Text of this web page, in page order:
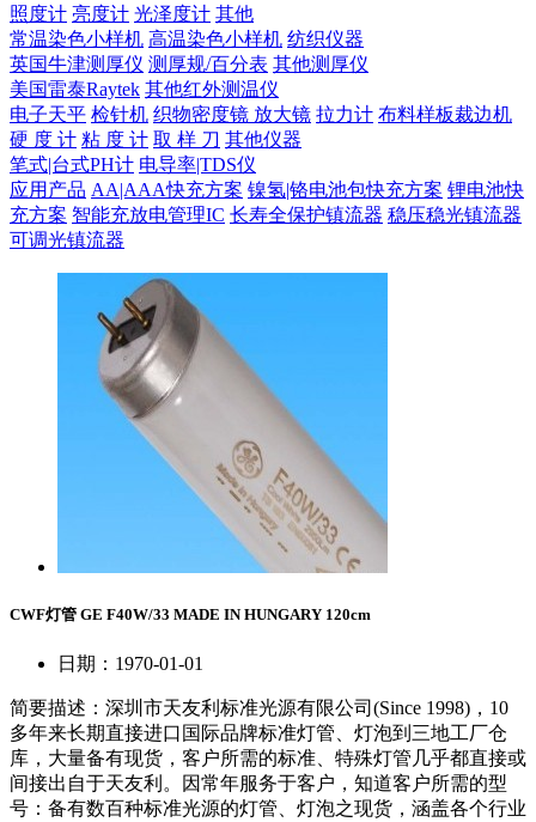
照度计 亮度计 光泽度计 其他
常温染色小样机 高温染色小样机 纺织仪器
英国牛津测厚仪 测厚规/百分表 其他测厚仪
美国雷泰Raytek 其他红外测温仪
电子天平 检针机 织物密度镜 放大镜 拉力计 布料样板裁边机
硬 度 计 粘 度 计 取 样 刀 其他仪器
笔式|台式PH计 电导率|TDS仪
应用产品 AA|AAA快充方案 镍氢|铬电池包快充方案 锂电池快
充方案 智能充放电管理IC 长寿全保护镇流器 稳压稳光镇流器
可调光镇流器
CWF灯管 GE F40W/33 MADE IN HUNGARY 120cm
日期：1970-01-01
简要描述： 深圳市天友利标准光源有限公司(Since 1998)，10
多年来长期直接进口国际品牌标准灯管、灯泡到三地工厂仓
库，大量备有现货，客户所需的标准、特殊灯管几乎都直接或
间接出自于天友利。因常年服务于客户，知道客户所需的型
号：备有数百种标准光源的灯管、灯泡之现货，涵盖各个行业